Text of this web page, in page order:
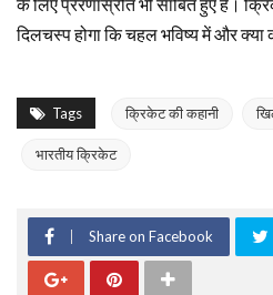
दिलचस्प होगा कि चहल भविष्य में और क्या
Tags क्रिकेट की कहानी
भारतीय क्रिकेट
Share on Facebook